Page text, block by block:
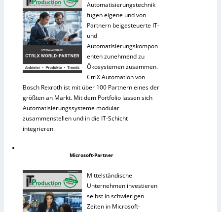
Automatisierungstechnik
fügen eigene und von
Partnern beigesteuerte IT-
und
Automatisierungskompon
enten zunehmend zu
Ökosystemen zusammen.
CtrlX Automation von
Bosch Rexroth ist mit über 100 Partnern eines der
größten an Markt. Mit dem Portfolio lassen sich
Automatisierungssysteme modular
zusammenstellen und in die IT-Schicht
integrieren.
Microsoft-Partner
Mittelständische
Unternehmen investieren
selbst in schwierigen
Zeiten in Microsoft-